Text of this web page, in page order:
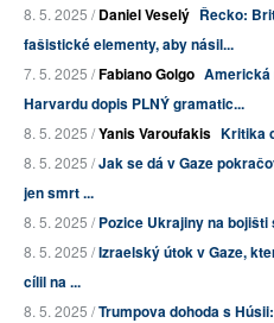
8. 5. 2025 /Daniel Veselý Řecko:
fašistické elementy, aby násil...
7. 5. 2025 /Fabiano Golgo Americká
Harvardu dopis PLNÝ gramatic...
8. 5. 2025 /Yanis Varoufakis Kritika
8. 5. 2025 /Jak se dá v Gaze
jen smrt ...
8. 5. 2025 /Pozice Ukrajiny na
8. 5. 2025 /Izraelský útok v Gaze,
cílil na ...
8. 5. 2025 /Trumpova dohoda s